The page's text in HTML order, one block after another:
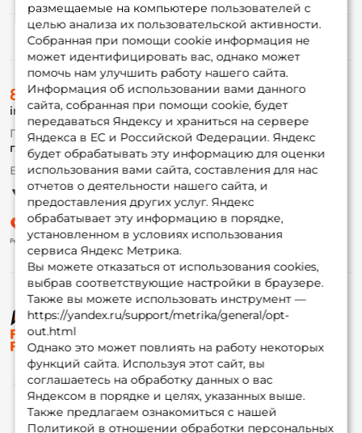
размещаемые на компьютере пользователей с
целью анализа их пользовательской активности.
Собранная при помощи cookie информация не
может идентифицировать вас, однако может
помочь нам улучшить работу нашего сайта.
Информация об использовании вами данного
сайта, собранная при помощи cookie, будет
передаваться Яндексу и храниться на сервере
Яндекса в ЕС и Российской Федерации. Яндекс
будет обрабатывать эту информацию для оценки
использования вами сайта, составления для нас
отчетов о деятельности нашего сайта, и
предоставления других услуг. Яндекс
обрабатывает эту информацию в порядке,
установленном в условиях использования
сервиса Яндекс Метрика.
Вы можете отказаться от использования cookies,
выбрав соответствующие настройки в браузере.
Также вы можете использовать инструмент —
https://yandex.ru/support/metrika/general/opt-
out.html
Однако это может повлиять на работу некоторых
функций сайта. Используя этот сайт, вы
соглашаетесь на обработку данных о вас
Яндексом в порядке и целях, указанных выше.
Также предлагаем ознакомиться с нашей
Политикой в отношении обработки персональных
© ФоксФишинг, 2009-2026
Информация
О магазине
Доставка
Оплата
Fox-bonus
Гуру
Партнерская программа
8 (495) 532-77-88
info@foxfishing.ru
По вопросам с заказом
г. Москва, ул. Плеханова д.7
Ежедневно 10:00 до 20:00